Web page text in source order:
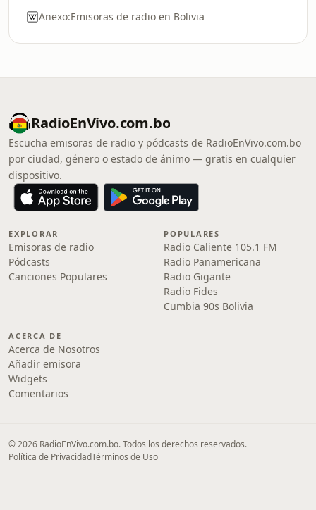
Anexo:Emisoras de radio en Bolivia
RadioEnVivo.com.bo
Escucha emisoras de radio y pódcasts de RadioEnVivo.com.bo
por ciudad, género o estado de ánimo — gratis en cualquier
dispositivo.
EXPLORAR
Emisoras de radio
Pódcasts
Canciones Populares
POPULARES
Radio Caliente 105.1 FM
Radio Panamericana
Radio Gigante
Radio Fides
Cumbia 90s Bolivia
ACERCA DE
Acerca de Nosotros
Añadir emisora
Widgets
Comentarios
© 2026 RadioEnVivo.com.bo. Todos los derechos reservados.
Política de PrivacidadTérminos de Uso